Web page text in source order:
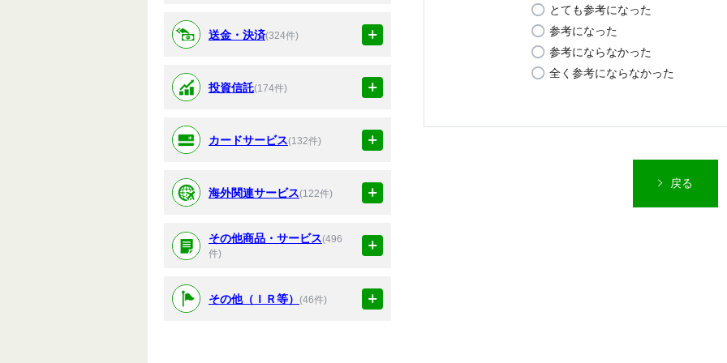
送金・決済(324件)
投資信託(174件)
カードサービス(132件)
海外関連サービス(122件)
その他商品・サービス(496
件)
その他（ＩＲ等） (46件)
とても参考になった
参考になった
参考にならなかった
全く参考にならなかった
戻る